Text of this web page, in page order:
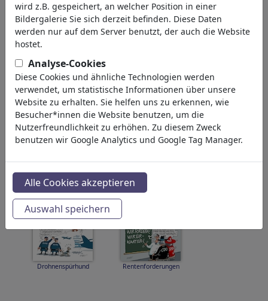
Weltkatzentag
Drohnenspürhund Rentenforderungen
wird z.B. gespeichert, an welcher Position in einer
Bildergalerie Sie sich derzeit befinden. Diese Daten
werden nur auf dem Server benutzt, der auch die Website
hostet.
Analyse-Cookies
Diese Cookies und ähnliche Technologien werden
verwendet, um statistische Informationen über unsere
Website zu erhalten. Sie helfen uns zu erkennen, wie
Besucher*innen die Website benutzen, um die
Nutzerfreundlichkeit zu erhöhen. Zu diesem Zweck
benutzen wir Google Analytics und Google Tag Manager.
Alle Cookies akzeptieren
Auswahl speichern